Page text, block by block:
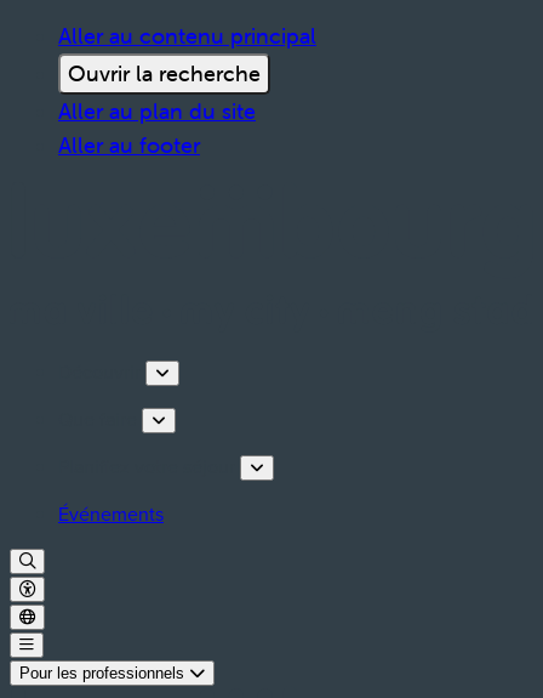
Aller au contenu principal
Ouvrir la recherche
Aller au plan du site
Aller au footer
Événements
Pour les professionnels